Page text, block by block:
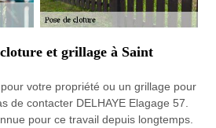
et grillage à Saint
votre propriété ou un grillage pour
de contacter DELHAYE Elagage 57.
pour ce travail depuis longtemps.